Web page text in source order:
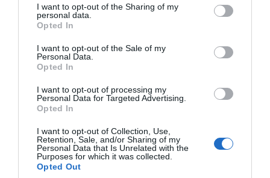
I want to opt-out of the Sharing of my
personal data.
Opted In
I want to opt-out of the Sale of my
Personal Data.
Opted In
I want to opt-out of processing my
Personal Data for Targeted Advertising.
Opted In
I want to opt-out of Collection, Use,
Retention, Sale, and/or Sharing of my
Personal Data that Is Unrelated with the
Purposes for which it was collected.
Opted Out
Vasco Mendes de Matos, em Alpedrinha, e nos dias24 e
, os amantes da aventura poderão experimentar
iniciação à escalada
Durante o mês, todas assegundas e quintas-feiras
decorrem ainda treinos de marcha e corrida no Centro
Municipal, com acompanhamento técnico gratuito.